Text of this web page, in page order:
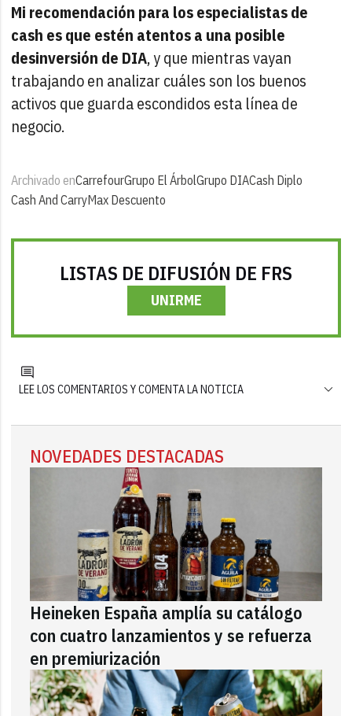
Mi recomendación para los especialistas de
cash es que estén atentos a una posible
desinversión de DIA, y que mientras vayan
trabajando en analizar cuáles son los buenos
activos que guarda escondidos esta línea de
negocio.
Archivado enCarrefourGrupo El ÁrbolGrupo DIACash Diplo
Cash And CarryMax Descuento
LISTAS DE DIFUSIÓN DE FRS
UNIRME
LEE LOS COMENTARIOS Y COMENTA LA NOTICIA
NOVEDADES DESTACADAS
Heineken España amplía su catálogo
con cuatro lanzamientos y se refuerza
en premiurización